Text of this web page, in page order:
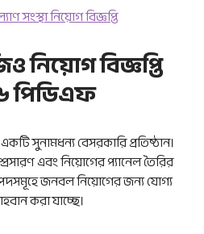
সংস্থা নিয়োগ বিজ্ঞপ্তি
নিয়োগ বিজ্ঞপ্তি
পিডিএফ
সুনামধন্য বেসরকারি প্রতিষ্ঠান।
এবং নিয়োগের প্যানেল তৈরির
পদসমূহে জনবল নিয়োগের জন্য যোগ্য
করা যাচ্ছে।